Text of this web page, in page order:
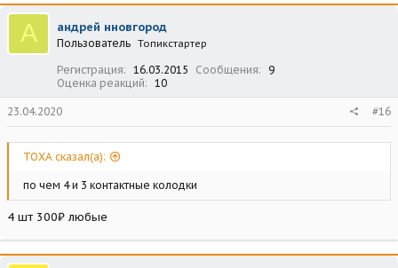
А андрей нновгород
Пользователь Топикстартер
Регистрация 16.03.2015 Сообщения
9
Оценка реакций
10
23.04.2020 #16
ТОХА сказал(а):
по чем 4 и 3 контактные колодки
4 шт 300₽ любые